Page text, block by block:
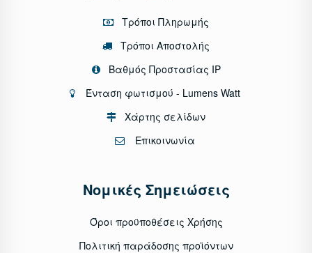
Τρόποι Πληρωμής
Τρόποι Αποστολής
Βαθμός Προστασίας IP
Ένταση φωτισμού - Lumens Watt
Χάρτης σελίδων
Επικοινωνία
Νομικές Σημειώσεις
Όροι προϋποθέσεις Χρήσης
Πολιτική παράδοσης προϊόντων